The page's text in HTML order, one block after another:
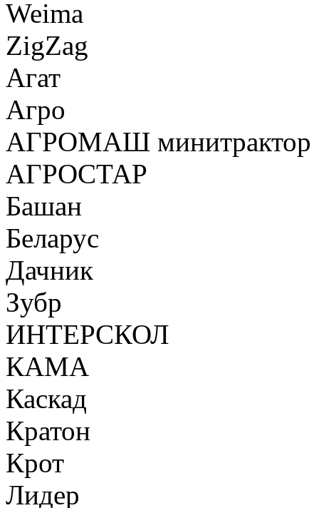
Weima
ZigZag
Агат
Агро
АГРОМАШ минитрактор
АГРОСТАР
Башан
Беларус
Дачник
Зубр
ИНТЕРСКОЛ
КАМА
Каскад
Кратон
Крот
Лидер